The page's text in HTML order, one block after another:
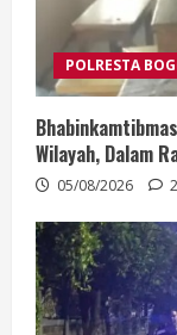
POLRESTA
Wilayah, Dalam
05/08/2026 2